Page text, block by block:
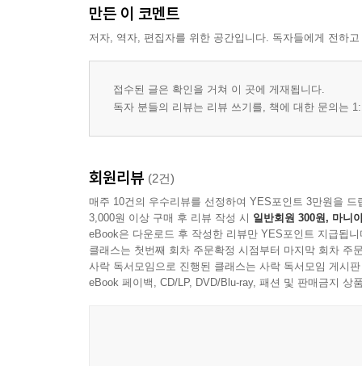
만든 이 코멘트
저자, 역자, 편집자를 위한 공간입니다. 독자들에게 전하
접수된 글은 확인을 거쳐 이 곳에 게재됩니다.
독자 분들의 리뷰는 리뷰 쓰기를, 책에 대한 문의는
회원리뷰 (2건)
매주 10건의 우수리뷰를 선정하여 YES포인트 3만원을 드
3,000원 이상 구매 후 리뷰 작성 시 일반회원 300원, 마니
eBook은 다운로드 후 작성한 리뷰만 YES포인트 지급됩니
클래스는 첫번째 회차 주문확정 시점부터 마지막 회차 주
사락 독서모임으로 진행된 클래스는 사락 독서모임 게시
eBook 페이백, CD/LP, DVD/Blu-ray, 패션 및 판매금지 상